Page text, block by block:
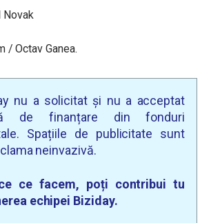
Novak
/ Octav Ganea.
nu a solicitat și nu a acceptat
de finanțare din fonduri
Spațiile de publicitate sunt
neinvazivă.
ce facem, poți contribui tu
echipei Biziday.